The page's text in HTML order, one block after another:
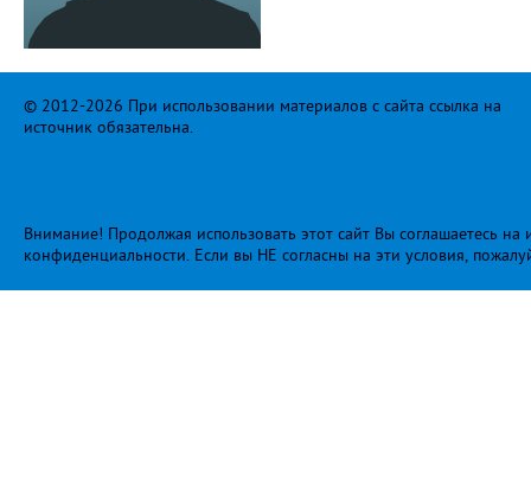
© 2012-2026 При использовании материалов с сайта ссылка на
источник обязательна.
Внимание! Продолжая использовать этот сайт Вы соглашаетесь
конфиденциальности. Если вы НЕ согласны на эти условия,